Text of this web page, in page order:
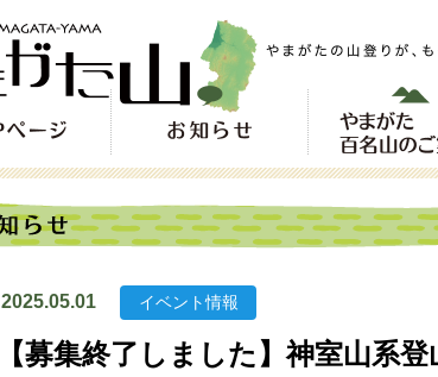
2025.05.01 イベント情報
【募集終了しました】神室山系登